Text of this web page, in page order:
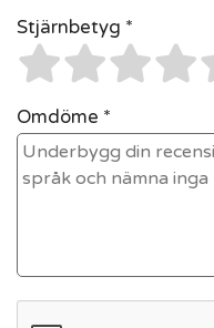
Stjärnbetyg *
Omdöme *